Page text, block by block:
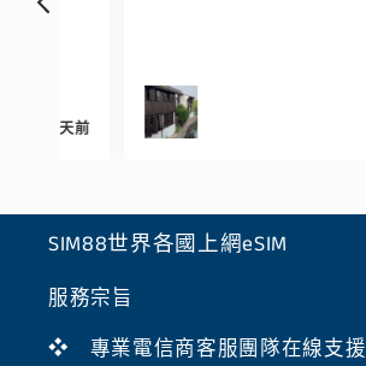
SIM88世界各國上網eSIM
服務宗旨
❖ 專業電信商客服團隊在線支援